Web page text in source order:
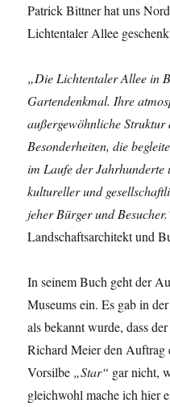
Patrick Bittner hat uns
Lichtentaler Allee
„Die Lichtentaler Allee in
Gartendenkmal. Ihre
außergewöhnliche
Besonderheiten, die
im Laufe der Jahrhunderte
kultureller und
jeher Bürger und
Landschaftsarchitekt und
In seinem Buch geht der
Museums ein. Es gab in
als bekannt wurde, dass
Richard Meier den Auftrag
Vorsilbe „Star“ gar nicht,
gleichwohl mache ich hier